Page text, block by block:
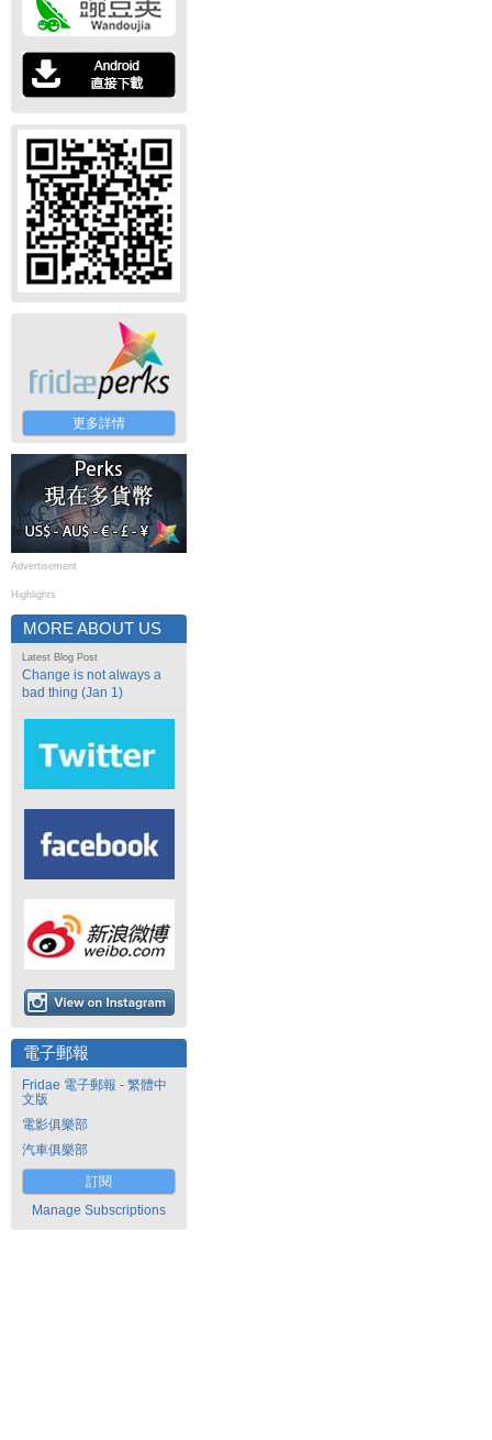
更多詳情
Advertisement
Highlights
MORE ABOUT US
Latest Blog Post
Change is not always a
bad thing (Jan 1)
電子郵報
Fridae 電子郵報 - 繁體中
文版
電影俱樂部
汽車俱樂部
訂閱
Manage Subscriptions